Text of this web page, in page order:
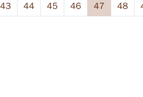
43 44 45 46 47 48